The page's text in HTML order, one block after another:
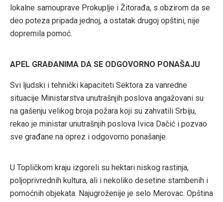
lokalne samouprave Prokuplje i Žitorađa, s obzirom da se
deo poteza pripada jednoj, a ostatak drugoj opštini, nije
dopremila pomoć.
APEL GRAĐANIMA DA SE ODGOVORNO PONAŠAJU
Svi ljudski i tehnički kapaciteti Sektora za vanredne
situacije Ministarstva unutrašnjih poslova angažovani su
na gašenju velikog broja požara koji su zahvatili Srbiju,
rekao je ministar unutrašnjih poslova Ivica Dačić i pozvao
sve građane na oprez i odgovorno ponašanje.
U Topličkom kraju izgoreli su hektari niskog rastinja,
poljoprivrednih kultura, ali i nekoliko desetine stambenih i
pomoćnih objekata. Najugroženije je selo Merovac. Opština